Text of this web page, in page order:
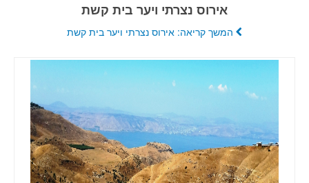
אירוס נצרתי ויער בית קשת
המשך קריאה: אירוס נצרתי ויער בית קשת